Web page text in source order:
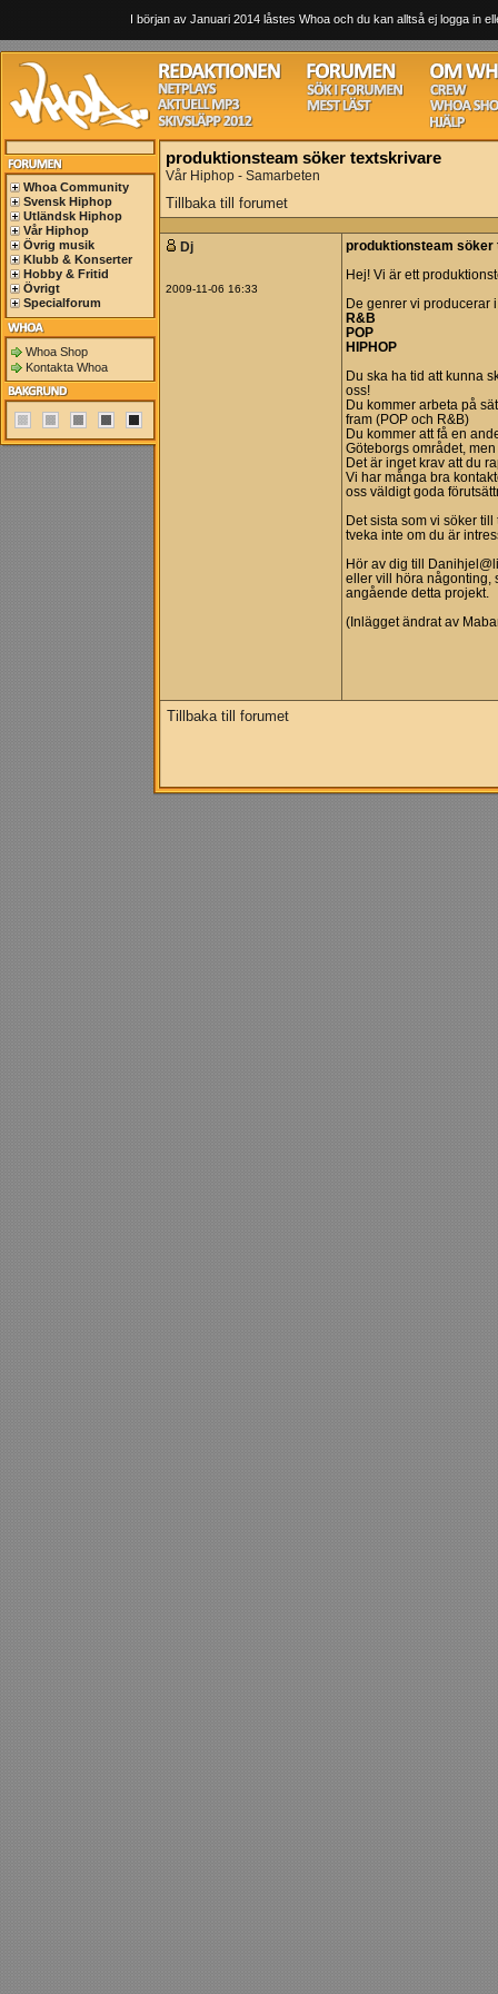
I början av Januari 2014 låstes Whoa och du kan alltså ej logga in
Whoa Community
Svensk Hiphop
Utländsk Hiphop
Vår Hiphop
Övrig musik
Klubb & Konserter
Hobby & Fritid
Övrigt
Specialforum
Whoa Shop
Kontakta Whoa
produktionsteam söker textskrivare
Vår Hiphop - Samarbeten
Tillbaka till forumet
Dj
2009-11-06 16:33
produktionsteam
Hej! Vi är ett
De genrer vi producerar
R&B
POP
HIPHOP
Du ska ha tid att kunna
oss!
Du kommer arbeta på
fram (POP och R&B)
Du kommer att få en
Göteborgs området,
Det är inget krav att du
Vi har många bra
oss väldigt goda
Det sista som vi söker
tveka inte om du är
Hör av dig till
eller vill höra någonting,
angående detta projekt.
(Inlägget ändrat av
Tillbaka till forumet